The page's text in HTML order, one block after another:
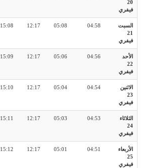
20
فيفري
السبت
21
فيفري
04:58
05:08
12:17
15:08
الأحد
22
فيفري
04:56
05:06
12:17
15:09
الاثنين
23
فيفري
04:54
05:04
12:17
15:10
الثلاثاء
24
فيفري
04:53
05:03
12:17
15:11
الأربعاء
25
فيفري
04:51
05:01
12:17
15:12